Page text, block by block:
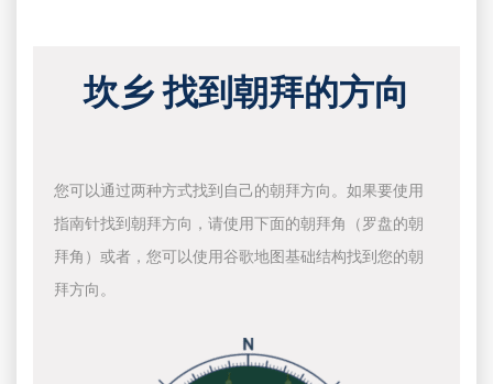
坎乡 找到朝拜的方向
您可以通过两种方式找到自己的朝拜方向。如果要使用
指南针找到朝拜方向，请使用下面的朝拜角（罗盘的朝
拜角）或者，您可以使用谷歌地图基础结构找到您的朝
拜方向。